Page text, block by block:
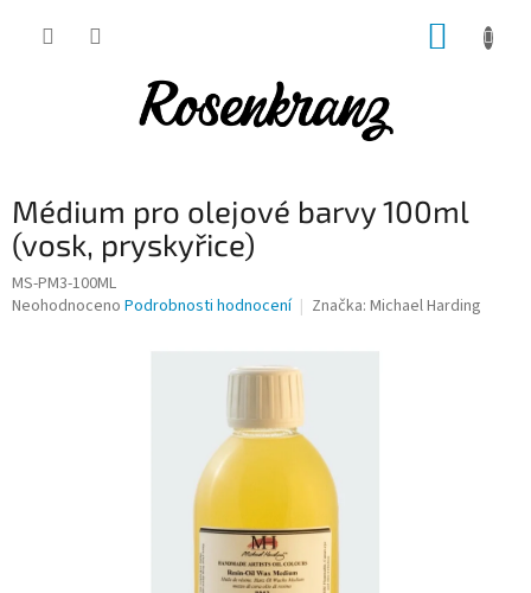
Médium pro olejové barvy 100ml
(vosk, pryskyřice)
MS-PM3-100ML
Průměrné
Neohodnoceno Podrobnosti hodnocení Značka: Michael Harding